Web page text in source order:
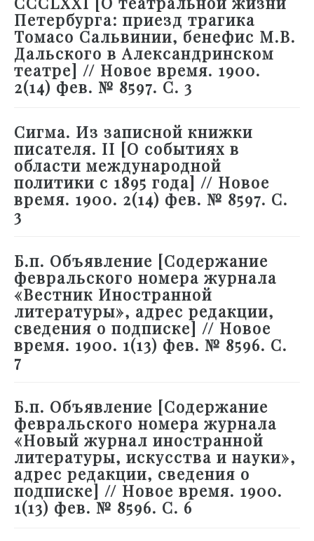
Петербурга: приезд трагика
Томасо Сальвинии, бенефис М.В.
Дальского в Александринском
театре] // Новое время. 1900.
2(14) фев. № 8597. С. 3
Сигма. Из записной книжки
писателя. II [О событиях в
области международной
политики с 1895 года] // Новое
время. 1900. 2(14) фев. № 8597. С.
3
Б.п. Объявление [Содержание
февральского номера журнала
«Вестник Иностранной
литературы», адрес редакции,
сведения о подписке] // Новое
время. 1900. 1(13) фев. № 8596. С.
7
Б.п. Объявление [Содержание
февральского номера журнала
«Новый журнал иностранной
литературы, искусства и науки»,
адрес редакции, сведения о
подписке] // Новое время. 1900.
1(13) фев. № 8596. С. 6